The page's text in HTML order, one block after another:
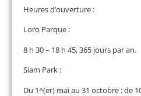
Heures d’ouverture :
Loro Parque :
8 h 30 – 18 h 45, 365 jours par an.
Siam Park :
Du 1^(er) mai au 31 octobre : de